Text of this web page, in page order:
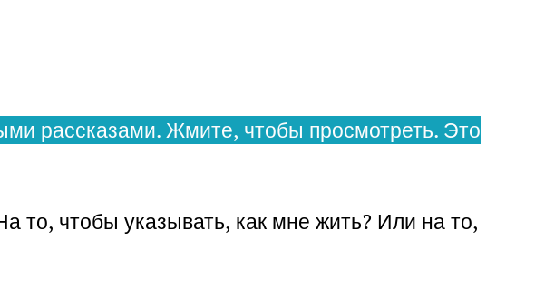
рассказами. Жмите, чтобы просмотреть. Это
то, чтобы указывать, как мне жить? Или на то,